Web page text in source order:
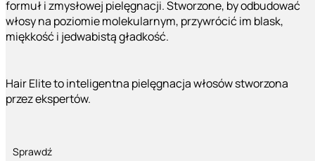
formuł i zmysłowej pielęgnacji. Stworzone, by odbudować
włosy na poziomie molekularnym, przywrócić im blask,
miękkość i jedwabistą gładkość.
Hair Elite to inteligentna pielęgnacja włosów stworzona
przez ekspertów.
Sprawdź